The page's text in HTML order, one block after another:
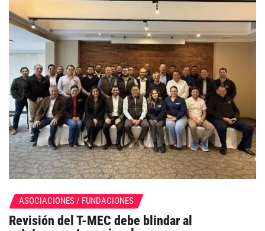
ASOCIACIONES / FUNDACIONES
Revisión del T-MEC debe blindar al